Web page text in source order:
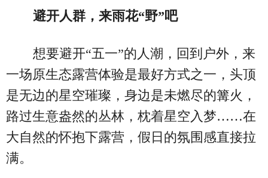
避开人群，来雨花“野”吧
想要避开“五一”的人潮，回到户外，来
一场原生态露营体验是最好方式之一，头顶
是无边的星空璀璨，身边是未燃尽的篝火，
路过生意盎然的丛林，枕着星空入梦……在
大自然的怀抱下露营，假日的氛围感直接拉
满。